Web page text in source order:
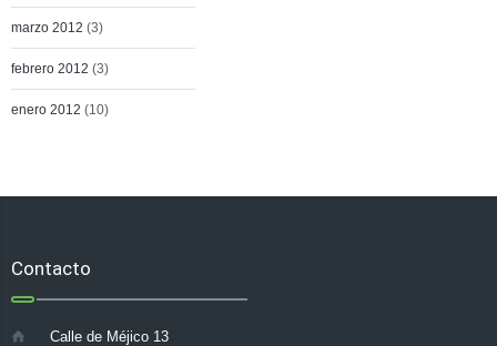
marzo 2012 (3)
febrero 2012 (3)
enero 2012 (10)
Contacto
Calle de Méjico 13